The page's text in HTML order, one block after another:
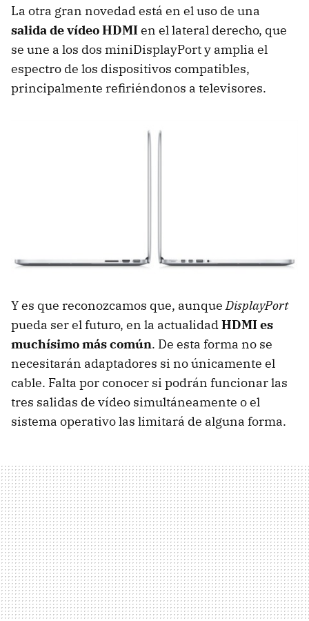
La otra gran novedad está en el uso de una
salida de vídeoHDMIen el lateral derecho, que
se une a los dos miniDisplayPort y amplia el
espectro de los dispositivos compatibles,
principalmente refiriéndonos a televisores.
Y es que reconozcamos que, aunqueDisplayPort
pueda ser el futuro, en la actualidadHDMIes
muchísimo más común. De esta forma no se
necesitarán adaptadores si no únicamente el
cable. Falta por conocer si podrán funcionar las
tres salidas de vídeo simultáneamente o el
sistema operativo las limitará de alguna forma.